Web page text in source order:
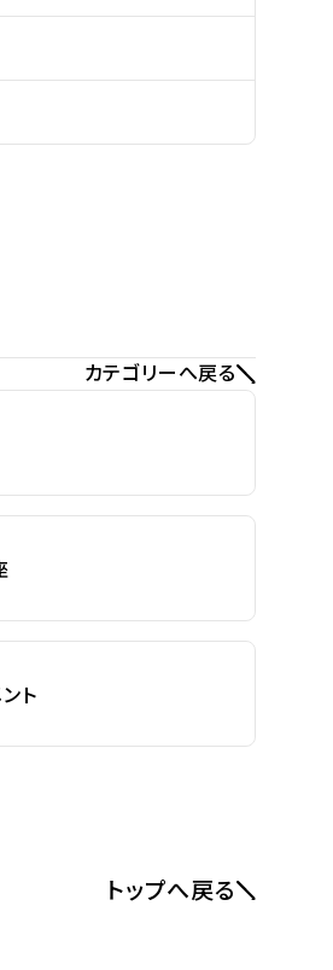
カテゴリーへ戻る
ト
トップへ戻る